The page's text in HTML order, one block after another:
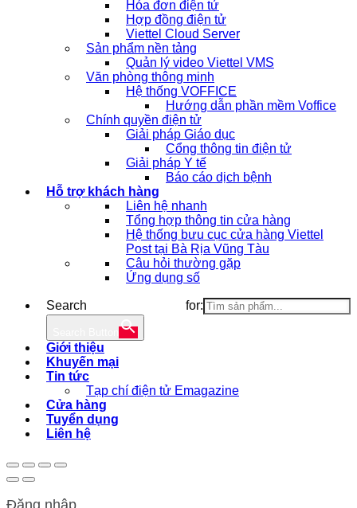
Hóa đơn điện tử
Hợp đồng điện tử
Viettel Cloud Server
Sản phẩm nền tảng
Quản lý video Viettel VMS
Văn phòng thông minh
Hệ thống VOFFICE
Hướng dẫn phần mềm Voffice
Chính quyền điện tử
Giải pháp Giáo dục
Cổng thông tin điện tử
Giải pháp Y tế
Báo cáo dịch bệnh
Hỗ trợ khách hàng
Liên hệ nhanh
Tổng hợp thông tin cửa hàng
Hệ thống bưu cục cửa hàng Viettel
Post tại Bà Rịa Vũng Tàu
Câu hỏi thường gặp
Ứng dụng số
Search for:
Giới thiệu
Khuyến mại
Tin tức
Tạp chí điện tử Emagazine
Cửa hàng
Tuyển dụng
Liên hệ
Đăng nhập